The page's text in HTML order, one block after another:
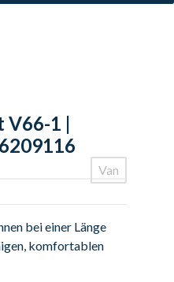
V66-1 |
Van
bei einer Länge
komfortablen